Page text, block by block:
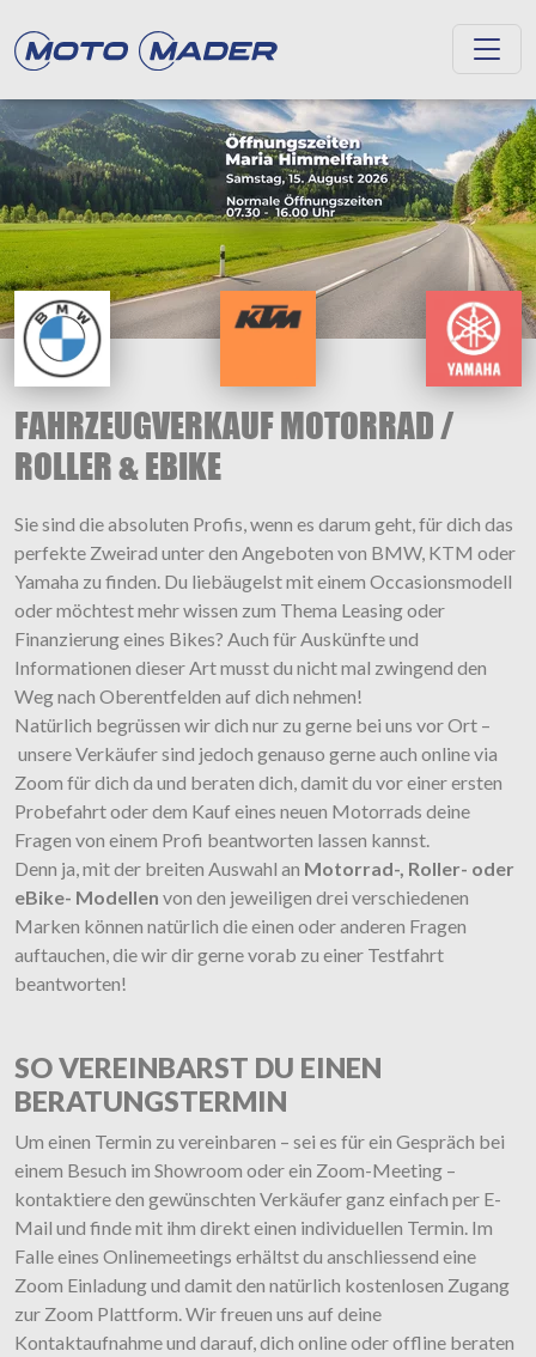
FAHRZEUGVERKAUF MOTORRAD /
ROLLER & EBIKE
Sie sind die absoluten Profis, wenn es darum geht, für dich das
perfekte Zweirad unter den Angeboten von BMW, KTM oder
Yamaha zu finden. Du liebäugelst mit einem Occasionsmodell
oder möchtest mehr wissen zum Thema Leasing oder
Finanzierung eines Bikes? Auch für Auskünfte und
Informationen dieser Art musst du nicht mal zwingend den
Weg nach Oberentfelden auf dich nehmen!
Natürlich begrüssen wir dich nur zu gerne bei uns vor Ort –
unsere Verkäufer sind jedoch genauso gerne auch online via
Zoom für dich da und beraten dich, damit du vor einer ersten
Probefahrt oder dem Kauf eines neuen Motorrads deine
Fragen von einem Profi beantworten lassen kannst.
Denn ja, mit der breiten Auswahl an Motorrad-, Roller- oder
eBike- Modellen von den jeweiligen drei verschiedenen
Marken können natürlich die einen oder anderen Fragen
auftauchen, die wir dir gerne vorab zu einer Testfahrt
beantworten!
SO VEREINBARST DU EINEN
BERATUNGSTERMIN
Um einen Termin zu vereinbaren – sei es für ein Gespräch bei
einem Besuch im Showroom oder ein Zoom-Meeting –
kontaktiere den gewünschten Verkäufer ganz einfach per E-
Mail und finde mit ihm direkt einen individuellen Termin. Im
Falle eines Onlinemeetings erhältst du anschliessend eine
Zoom Einladung und damit den natürlich kostenlosen Zugang
zur Zoom Plattform. Wir freuen uns auf deine
Kontaktaufnahme und darauf, dich online oder offline beraten